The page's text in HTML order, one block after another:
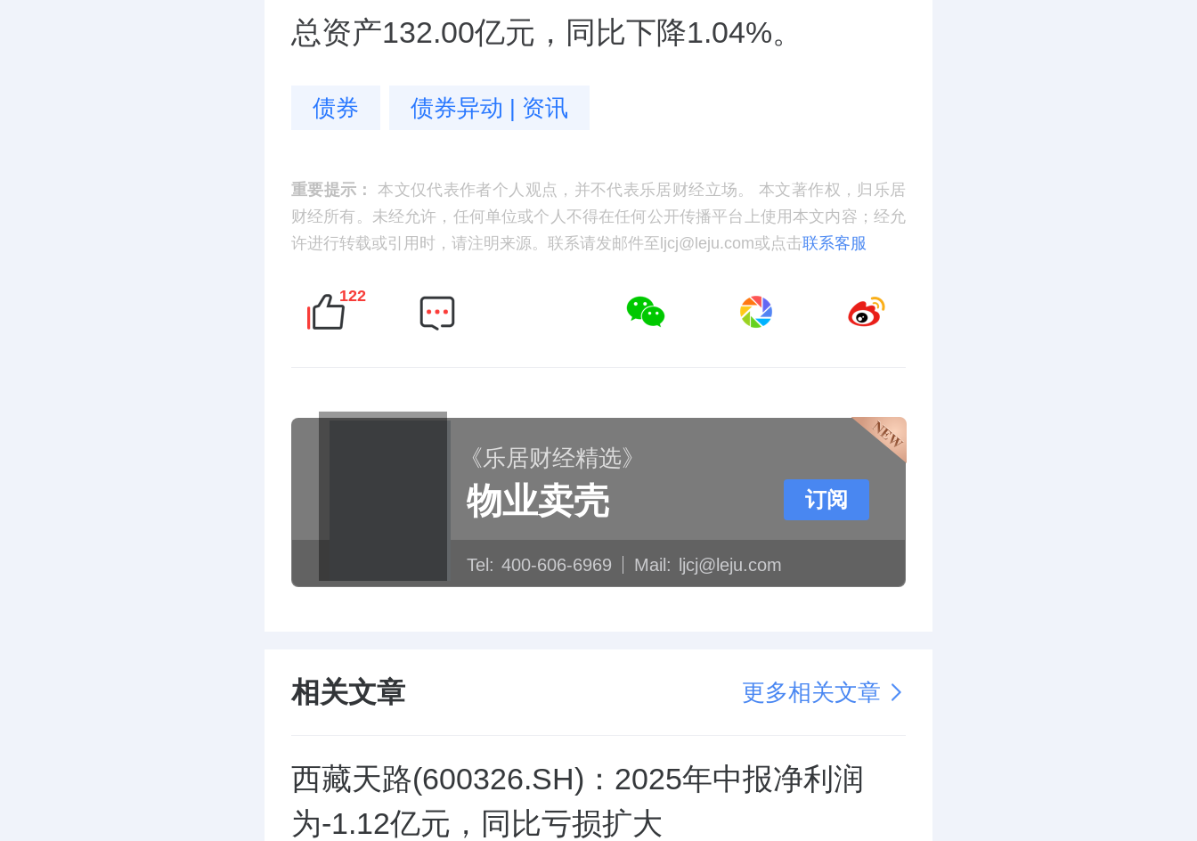
总资产132.00亿元，同比下降1.04%。
债券 债券异动 | 资讯
重要提示：
本文仅代表作者个人观点，并不代表乐居财经立场。 本文著作权，归乐居
财经所有。未经允许，任何单位或个人不得在任何公开传播平台上使用本文内容；经允
许进行转载或引用时，请注明来源。联系请发邮件至ljcj@leju.com或点击联系客服
122
《乐居财经精选》
物业卖壳
Tel: 400-606-6969 Mail: ljcj@leju.com
订阅
相关文章 更多相关文章
西藏天路(600326.SH)：2025年中报净利润
为-1.12亿元，同比亏损扩大